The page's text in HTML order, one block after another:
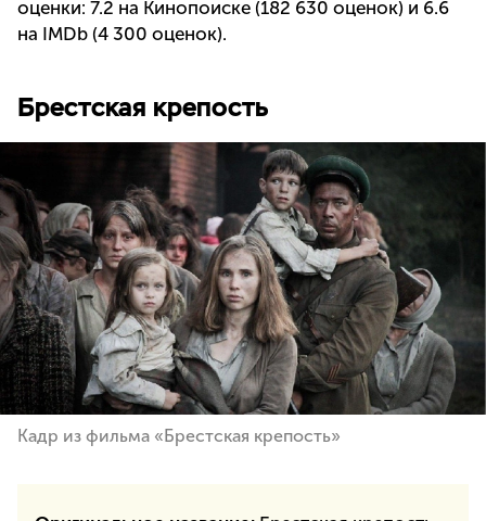
оценки: 7.2 на Кинопоиске (182 630 оценок) и 6.6
на IMDb (4 300 оценок).
Брестская крепость
Кадр из фильма «Брестская крепость»